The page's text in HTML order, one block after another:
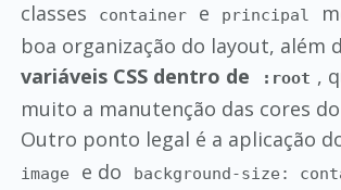
classes container e principal
boa organização do layout, além
variáveis CSS dentro de
:root ,
muito a manutenção das cores
Outro ponto legal é a aplicação
image
e do background-size: